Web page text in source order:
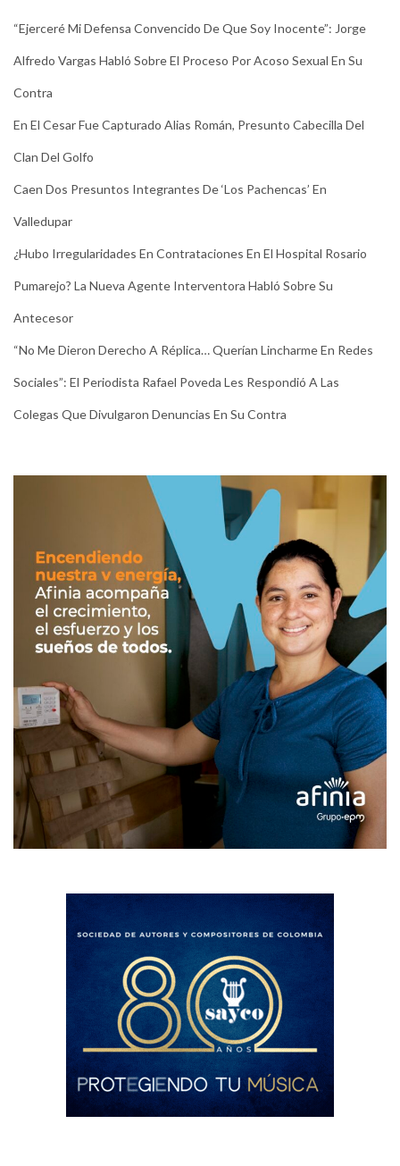
“Ejerceré Mi Defensa Convencido De Que Soy Inocente”: Jorge
Alfredo Vargas Habló Sobre El Proceso Por Acoso Sexual En Su
Contra
En El Cesar Fue Capturado Alias Román, Presunto Cabecilla Del
Clan Del Golfo
Caen Dos Presuntos Integrantes De ‘Los Pachencas’ En
Valledupar
¿Hubo Irregularidades En Contrataciones En El Hospital Rosario
Pumarejo? La Nueva Agente Interventora Habló Sobre Su
Antecesor
“No Me Dieron Derecho A Réplica… Querían Lincharme En Redes
Sociales”: El Periodista Rafael Poveda Les Respondió A Las
Colegas Que Divulgaron Denuncias En Su Contra